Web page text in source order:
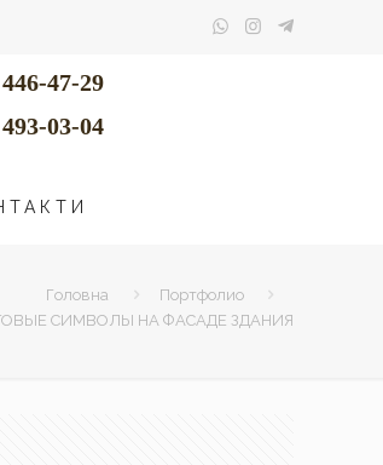
47-29
03-04
Головна
Портфолио
СИМВОЛЫ НА ФАСАДЕ ЗДАНИЯ